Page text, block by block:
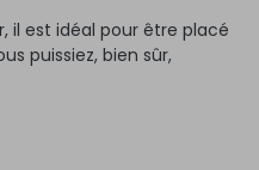
il est idéal pour être placé
puissiez, bien sûr,